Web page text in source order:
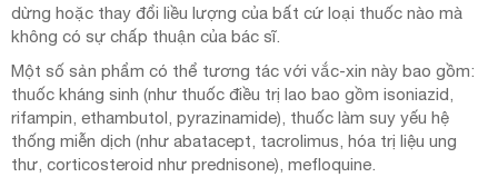
dừng hoặc thay đổi liều lượng của bất cứ loại thuốc nào mà
không có sự chấp thuận của bác sĩ.
Một số sản phẩm có thể tương tác với vắc-xin này bao gồm:
thuốc kháng sinh (như thuốc điều trị lao bao gồm isoniazid,
rifampin, ethambutol, pyrazinamide), thuốc làm suy yếu hệ
thống miễn dịch (như abatacept, tacrolimus, hóa trị liệu ung
thư, corticosteroid như prednisone), mefloquine.